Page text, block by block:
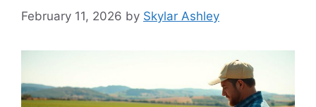
February 11, 2026 by Skylar Ashley